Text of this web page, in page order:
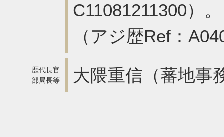
C11081211300）
（アジ歴Ref：
歴代長官
部局長等
大隈重信（蕃地事